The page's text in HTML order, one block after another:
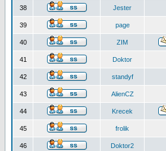
38 Jester
39 page
40 ZIM
41 Doktor
42 standyf
43 AlienCZ
44 Krecek
45 frolik
46 Doktor2